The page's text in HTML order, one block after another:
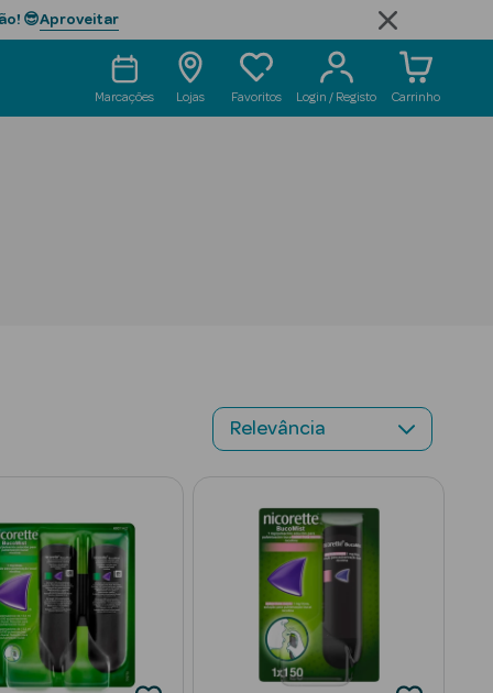
😎Aproveitar
Marcações Lojas Favoritos Login / Registo Carrinho